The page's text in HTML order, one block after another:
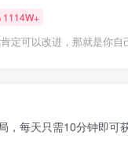
1114W+
定可以改进，那就是你自
，每天只需10分钟即可